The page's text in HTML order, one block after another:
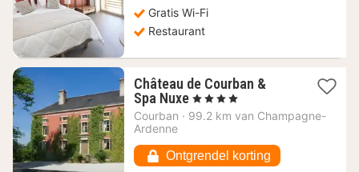
Gratis Wi-Fi
Restaurant
Château de Courban &
Spa Nuxe 1
nacht
€
, 4 Sterren
Courban · 99.2 km van Champagne-
Ardenne
Ontgrendel korting